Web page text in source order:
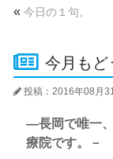
« 今日の１句。
今月もど
投稿：2016年08月
―長岡で唯一
療院です。－